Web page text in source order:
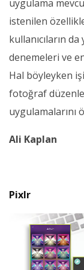
uygulama
istenilen
kullanıcıların
denemeleri ve
Hal böyleyken
fotoğraf
uygulamalarını
Ali Kaplan
Pixlr